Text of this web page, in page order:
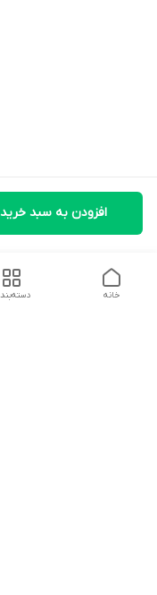
افزودن به سبد خرید
خانه